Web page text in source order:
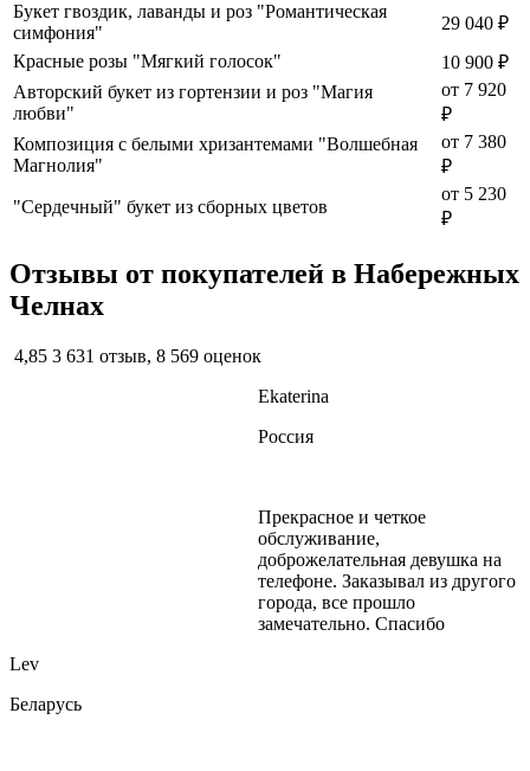
Букет гвоздик, лаванды и роз "Романтическая
симфония"
29 040 ₽
Красные розы "Мягкий голосок"
10 900 ₽
Авторский букет из гортензии и роз "Магия
любви"
от 7 920
₽
Композиция с белыми хризантемами "Волшебная
Магнолия"
от 7 380
₽
"Сердечный" букет из сборных цветов
от 5 230
₽
Отзывы от покупателей в Набережных
Челнах
4,85 3 631 отзыв, 8 569 оценок
Ekaterina
Россия
Прекрасное и четкое
обслуживание,
доброжелательная девушка на
телефоне. Заказывал из другого
города, все прошло
замечательно. Спасибо
Lev
Беларусь